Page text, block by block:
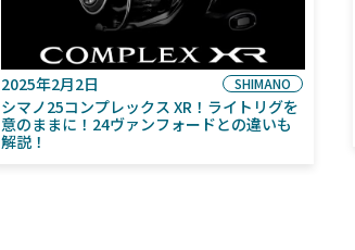
2025年2月2日 SHIMANO
シマノ25コンプレックス XR！ライトリグを
意のままに！24ヴァンフォードとの違いも
解説！